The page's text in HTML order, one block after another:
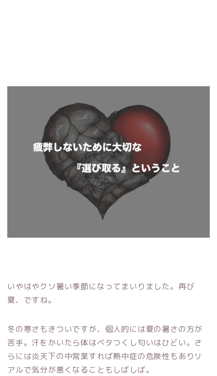
いやはやクソ暑い季節になってまいりました。再び
夏、ですね。
冬の寒さもきついですが、個人的には夏の暑さの方が
苦手。汗をかいたら体はベタつくし匂いはひどい。さ
らには炎天下の中営業すれば熱中症の危険性もありリ
アルで気分が悪くなることもしばしば。